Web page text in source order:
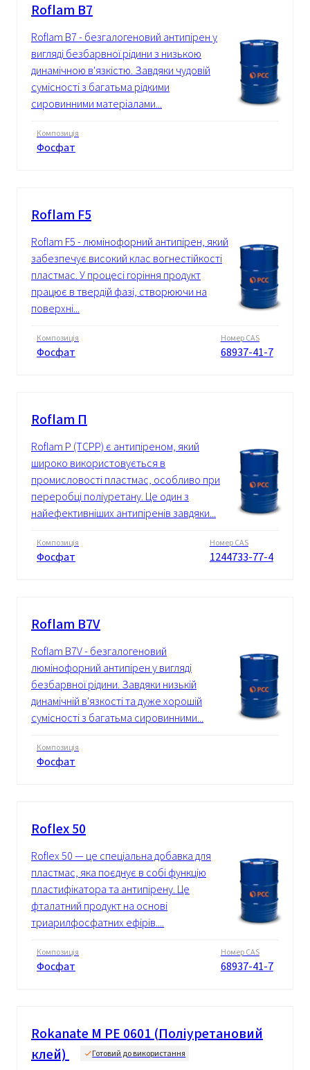
Roflam В7
Roflam B7 - безгалогеновий антипірен у
вигляді безбарвної рідини з низькою
динамічною в'язкістю. Завдяки чудовій
сумісності з багатьма рідкими
сировинними матеріалами...
Композиція
Фосфат
Roflam F5
Roflam F5 - люмінофорний антипірен, який
забезпечує високий клас вогнестійкості
пластмас. У процесі горіння продукт
працює в твердій фазі, створюючи на
поверхні...
Композиція
Фосфат
Номер CAS
68937-41-7
Roflam П
Roflam P (TCPP) є антипіреном, який
широко використовується в
промисловості пластмас, особливо при
переробці поліуретану. Це один з
найефективніших антипіренів завдяки...
Композиція
Фосфат
Номер CAS
1244733-77-4
Roflam B7V
Roflam B7V - безгалогеновий
люмінофорний антипірен у вигляді
безбарвної рідини. Завдяки низькій
динамічній в'язкості та дуже хорошій
сумісності з багатьма сировинними...
Композиція
Фосфат
Roflex 50
Roflex 50 — це спеціальна добавка для
пластмас, яка поєднує в собі функцію
пластифікатора та антипірену. Це
фталатний продукт на основі
триарилфосфатних ефірів....
Композиція
Фосфат
Номер CAS
68937-41-7
Rokanate M PE 0601 (Поліуретановий
клей)
Готовий до використання